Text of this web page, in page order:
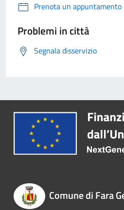
Prenota un appuntamento
Problemi in città
Segnala disservizio
Comune di Fara